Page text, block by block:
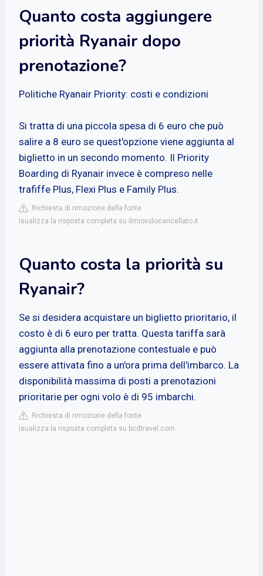
Quanto costa aggiungere
priorità Ryanair dopo
prenotazione?
Politiche Ryanair Priority: costi e condizioni
Si tratta di una piccola spesa di 6 euro che può
salire a 8 euro se quest'opzione viene aggiunta al
biglietto in un secondo momento. Il Priority
Boarding di Ryanair invece è compreso nelle
trafiffe Plus, Flexi Plus e Family Plus.
Richiesta di rimozione della fonte
isualizza la risposta completa su ilmiovolocancellato.it
Quanto costa la priorità su
Ryanair?
Se si desidera acquistare un biglietto prioritario, il
costo è di 6 euro per tratta. Questa tariffa sarà
aggiunta alla prenotazione contestuale e può
essere attivata fino a un'ora prima dell'imbarco. La
disponibilità massima di posti a prenotazioni
prioritarie per ogni volo è di 95 imbarchi.
Richiesta di rimozione della fonte
isualizza la risposta completa su bcdtravel.com